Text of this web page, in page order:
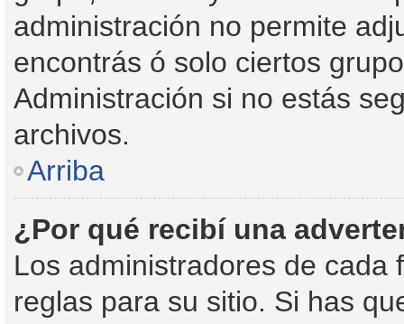
administración no permite
encontrás ó solo ciertos
Administración si no estás
archivos.
Arriba
¿Por qué recibí una
Los administradores de cada
reglas para su sitio. Si has